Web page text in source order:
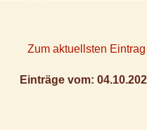
Zum aktuellsten Eintrag
Einträge vom: